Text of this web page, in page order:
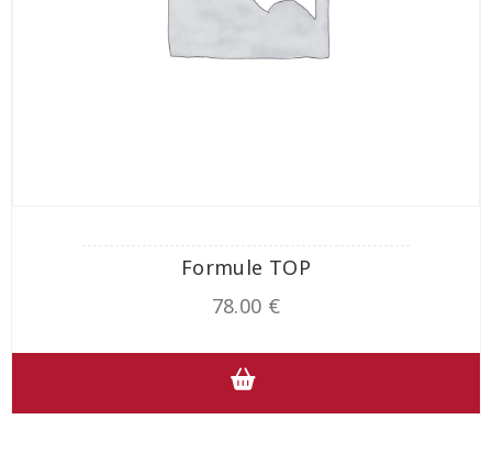
Formule TOP
78.00 €